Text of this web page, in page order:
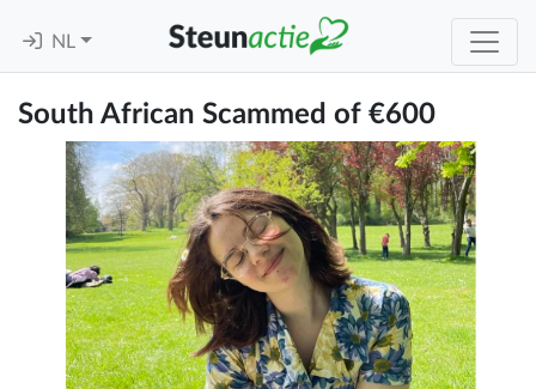
NL
South African Scammed of €600